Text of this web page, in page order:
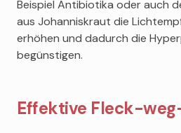
Beispiel Antibiotika oder auch
aus Johanniskraut die
erhöhen und dadurch die
begünstigen.
Effektive Fleck-